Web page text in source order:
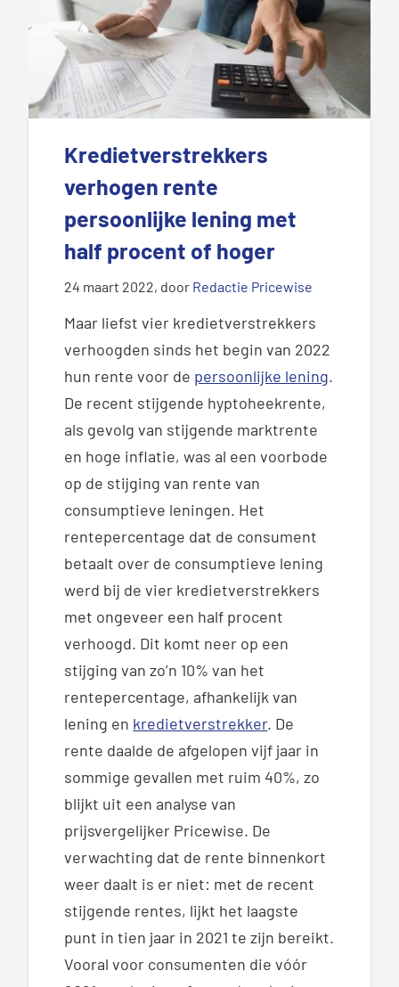
Kredietverstrekkers
verhogen rente
persoonlijke lening met
half procent of hoger
24 maart 2022, door Redactie Pricewise
Maar liefst vier kredietverstrekkers
verhoogden sinds het begin van 2022
hun rente voor de persoonlijke lening.
De recent stijgende hyptoheekrente,
als gevolg van stijgende marktrente
en hoge inflatie, was al een voorbode
op de stijging van rente van
consumptieve leningen. Het
rentepercentage dat de consument
betaalt over de consumptieve lening
werd bij de vier kredietverstrekkers
met ongeveer een half procent
verhoogd. Dit komt neer op een
stijging van zo’n 10% van het
rentepercentage, afhankelijk van
lening en kredietverstrekker. De
rente daalde de afgelopen vijf jaar in
sommige gevallen met ruim 40%, zo
blijkt uit een analyse van
prijsvergelijker Pricewise. De
verwachting dat de rente binnenkort
weer daalt is er niet: met de recent
stijgende rentes, lijkt het laagste
punt in tien jaar in 2021 te zijn bereikt.
Vooral voor consumenten die vóór